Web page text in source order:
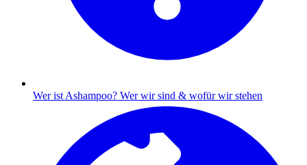
Wer ist Ashampoo? Wer wir sind & wofür wir stehen